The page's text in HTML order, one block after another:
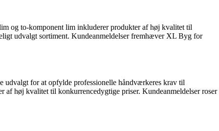
og to-komponent lim inkluderer produkter af høj kvalitet til
udvalgt sortiment. Kundeanmeldelser fremhæver XL Byg for
udvalgt for at opfylde professionelle håndværkeres krav til
af høj kvalitet til konkurrencedygtige priser. Kundeanmeldelser roser